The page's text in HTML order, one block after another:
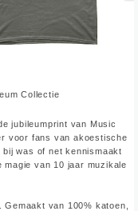
Collectie
jubileumprint van Music
voor fans van akoestische
was of net kennismaakt
van 10 jaar muzikale
van 100% katoen,